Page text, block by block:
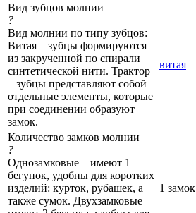
Вид зубцов молнии
?
Вид молнии по типу зубцов:
Витая – зубцы формируются
из закрученной по спирали
синтетической нити. Трактор
– зубцы представляют собой
отдельные элементы, которые
при соединении образуют
замок.
витая
Количество замков молнии
?
Однозамковые – имеют 1
бегунок, удобны для коротких
изделий: курток, рубашек, а
также сумок. Двухзамковые –
1 замок